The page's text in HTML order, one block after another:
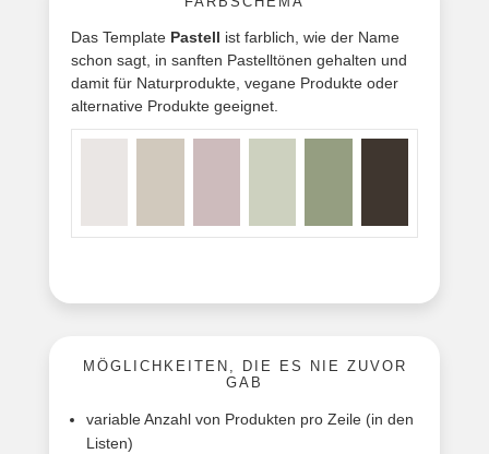
Das Template Pastell ist farblich, wie der Name
schon sagt, in sanften Pastelltönen gehalten und
damit für Naturprodukte, vegane Produkte oder
alternative Produkte geeignet.
MÖGLICHKEITEN, DIE ES NIE ZUVOR
GAB
variable Anzahl von Produkten pro Zeile (in den
Listen)